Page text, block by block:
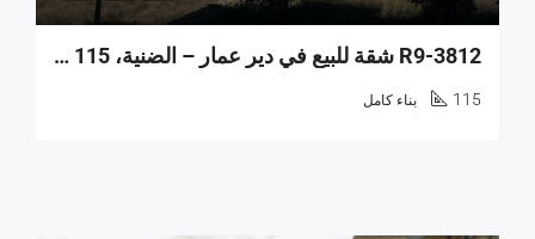
R9-3812 شقة للبيع في دير عمار – الضنية، 115 م² + تراس 90 م²
115 بناء كامل